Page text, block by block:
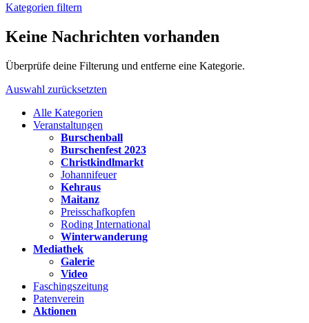
Kategorien filtern
Keine Nachrichten vorhanden
Überprüfe deine Filterung und entferne eine Kategorie.
Auswahl zurücksetzten
Alle Kategorien
Veranstaltungen
Burschenball
Burschenfest 2023
Christkindlmarkt
Johannifeuer
Kehraus
Maitanz
Preisschafkopfen
Roding International
Winterwanderung
Mediathek
Galerie
Video
Faschingszeitung
Patenverein
Aktionen